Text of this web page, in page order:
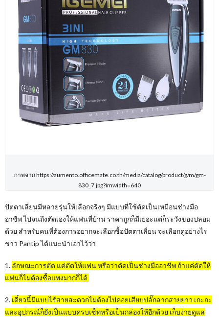
ภาพจาก https://aumento.officemate.co.th/media/catalog/product/g/m/gm-
830_7.jpg?imwidth=640
ปัตตาเลี่ยนมีหลายรุ่นให้เลือกจริงๆ มีแบบที่ใช้ตัดเป็นเหมือนช่างมือ
อาชีพ ไปจนถึงตัดเองให้แฟนที่บ้าน ราคาถูกก็มีเยอะแต่ก็ระวังของปลอม
ด้วย สำหรับคนที่ต้องการอยากจะเลือกซื้อปัตตาเลี่ยน จะเลือกดูอย่างไร
ชาว Pantip ได้แนะนำเอาไว้ว่า
1. ลักษณะการตัด แค่ตัดให้แฟน หรือว่าตัดเป็นช่างมืออาชีพ ถ้าแค่ตัดให้
แฟนก็ไม่ต้องซื้อแพงมากก็ได้
2. เดี๋ยวนี้มีแบบไร้สายสะดวกไม่ต้องไปคอยเสียบปลั๊กลากสายยาว เกะกะ
และอุปกรณ์ก็ยังเป็นแบบครบเซ็ทหรือเป็นกล่องให้อีกด้วย เก็บง่ายดูแล